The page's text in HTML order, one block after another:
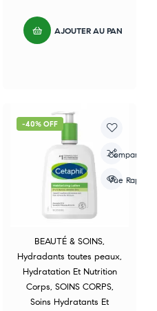
AJOUTER AU PANIER
-40% OFF
Compare
Vue Rapide
BEAUTÉ & SOINS,
Hydradants toutes peaux,
Hydratation Et Nutrition
Corps, SOINS CORPS,
Soins Hydratants Et